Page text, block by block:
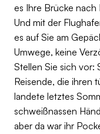
es Ihre Brücke nach
Und mit der
es auf Sie am
Umwege, keine
Stellen Sie sich vor:
Reisende, die ihren
landete letztes
schweißnassen
aber da war ihr